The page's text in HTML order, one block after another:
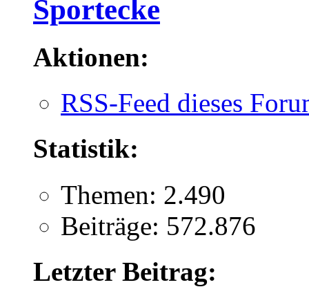
Sportecke
Aktionen:
RSS-Feed dieses
Statistik:
Themen: 2.490
Beiträge: 572.876
Letzter Beitrag: